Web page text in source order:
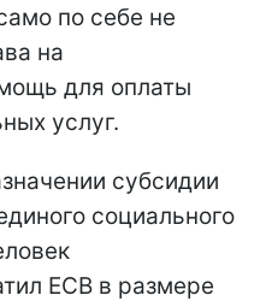
по себе не
на
для оплаты
услуг.
субсидии
социального
ЕСВ в размере